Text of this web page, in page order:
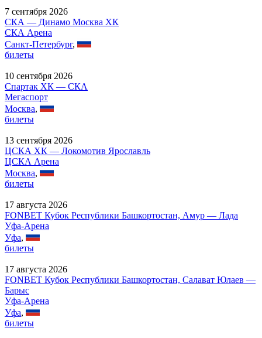
7 сентября 2026
СКА — Динамо Москва ХК
СКА Арена
Санкт-Петербург,
билеты
10 сентября 2026
Спартак ХК — СКА
Мегаспорт
Москва,
билеты
13 сентября 2026
ЦСКА ХК — Локомотив Ярославль
ЦСКА Арена
Москва,
билеты
17 августа 2026
FONBET Кубок Республики Башкортостан, Амур — Лада
Уфа-Арена
Уфа,
билеты
17 августа 2026
FONBET Кубок Республики Башкортостан, Салават Юлаев —
Барыс
Уфа-Арена
Уфа,
билеты